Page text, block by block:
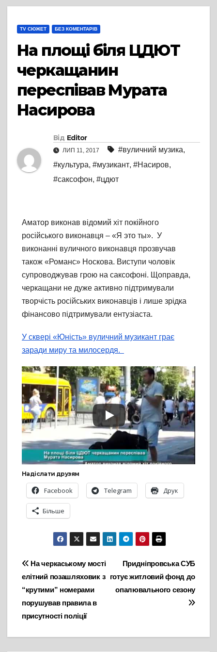
TV СЮЖЕТ БЕЗ КОМЕНТАРІВ
На площі біля ЦДЮТ
черкащанин
переспівав Мурата
Насирова
Від Editor
ЛИП 11, 2017 #вуличний музика,
#культура, #музикант, #Насиров,
#саксофон, #цдют
Аматор виконав відомий хіт покійного
російського виконавця – «Я это ты». У
виконанні вуличного виконавця прозвучав
також «Романс» Носкова. Виступи чоловік
супроводжував грою на саксофоні. Щоправда,
черкащани не дуже активно підтримували
творчість російських виконавців і лише зрідка
фінансово підтримували ентузіаста.
У сквері «Юність» вуличний музикант грає
заради миру та милосердя.
Надіслати друзям
Facebook Telegram Друк
Більше
Навігація
записів
Придніпровська СУБ
готує житловий фонд до
опалювального сезону
На черкаському мості
елітний позашляховик з
“крутими” номерами
порушував правила в
присутності поліції